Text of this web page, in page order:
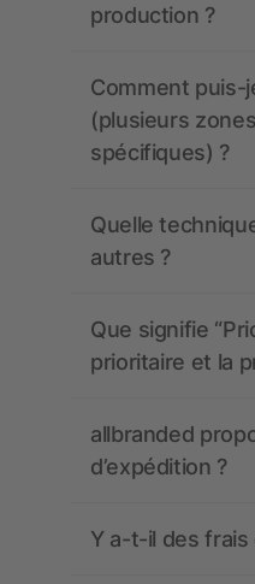
production ?
Comment puis-
(plusieurs
spécifiques) ?
Quelle
autres ?
Que signifie
prioritaire et la
allbranded
d’expédition ?
Y a-t-il des frais